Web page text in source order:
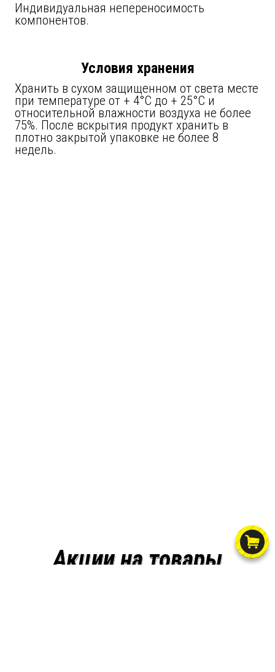
Индивидуальная непереносимость
компонентов.
Условия хранения
Хранить в сухом защищенном от света месте
при температуре от + 4°С до + 25°С и
относительной влажности воздуха не более
75%. После вскрытия продукт хранить в
плотно закрытой упаковке не более 8
недель.
Акции на товары